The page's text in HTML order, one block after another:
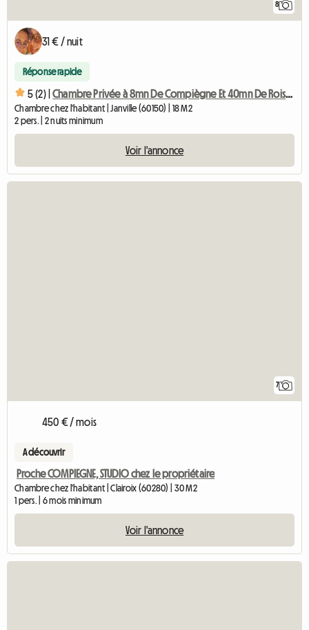
8
31 € / nuit
Réponse rapide
5 (2) | Chambre Privée à 8mn De Compiègne Et 40mn De Roissy Cdg
Chambre chez l'habitant | Janville (60150) | 18 M2
2 pers. | 2 nuits minimum
Voir l'annonce
7
450 € / mois
A découvrir
Proche COMPIEGNE, STUDIO chez le propriétaire
Chambre chez l'habitant | Clairoix (60280) | 30 M2
1 pers. | 6 mois minimum
Voir l'annonce